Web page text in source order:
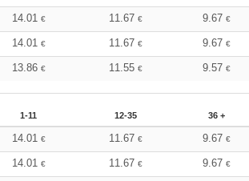
14.01 € 11.67€ 9.67€
14.01 € 11.67€ 9.67€
13.86 € 11.55€ 9.57€
1-11 12-35 36 +
14.01 € 11.67€ 9.67€
14.01 € 11.67€ 9.67€